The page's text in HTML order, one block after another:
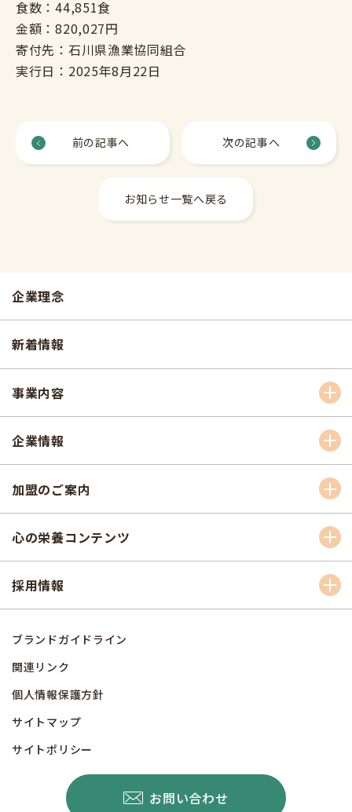
食数：44,851食
金額：820,027円
寄付先：石川県漁業協同組合
実行日：2025年8月22日
前の記事へ 次の記事へ
お知らせ一覧へ戻る
企業理念
新着情報
事業内容
企業情報
加盟のご案内
心の栄養コンテンツ
採用情報
ブランドガイドライン
関連リンク
個人情報保護方針
サイトマップ
サイトポリシー
お問い合わせ